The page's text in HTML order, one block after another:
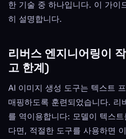
한 기술 중 하나입니다. 이 가이
히 설명합니다.
리버스 엔지니어링이
고 한계)
AI 이미지 생성 도구는 텍스트
매핑하도록 훈련되었습니다. 리
를 역이용합니다: 모델이 텍스
다면, 적절한 도구를 사용하면